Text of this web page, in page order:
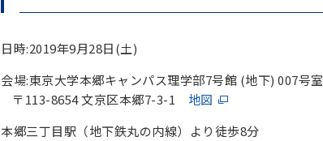
日時:2019年9月28日(土)
会場:東京大学本郷キャンパス理学部7号館 (地下) 007号室
〒113-8654 文京区本郷7-3-1 地図
本郷三丁目駅（地下鉄丸の内線）より徒歩8分